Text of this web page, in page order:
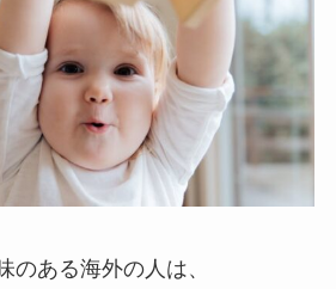
のある海外の人は、